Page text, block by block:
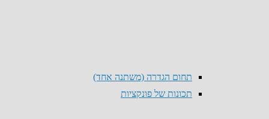
תחום הגדרה (משתנה אחד)
תכונות של פונקציות